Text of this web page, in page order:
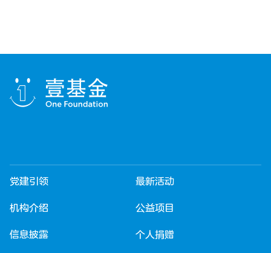
党建引领
机构介绍
信息披露
最新活动
公益项目
个人捐赠